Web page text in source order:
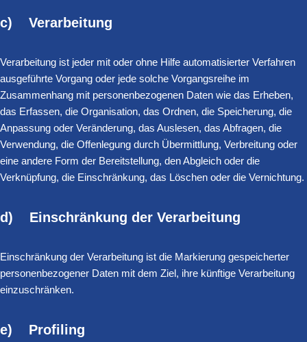
c) Verarbeitung
Verarbeitung ist jeder mit oder ohne Hilfe automatisierter Verfahren
ausgeführte Vorgang oder jede solche Vorgangsreihe im
Zusammenhang mit personenbezogenen Daten wie das Erheben,
das Erfassen, die Organisation, das Ordnen, die Speicherung, die
Anpassung oder Veränderung, das Auslesen, das Abfragen, die
Verwendung, die Offenlegung durch Übermittlung, Verbreitung oder
eine andere Form der Bereitstellung, den Abgleich oder die
Verknüpfung, die Einschränkung, das Löschen oder die Vernichtung.
d) Einschränkung der Verarbeitung
Einschränkung der Verarbeitung ist die Markierung gespeicherter
personenbezogener Daten mit dem Ziel, ihre künftige Verarbeitung
einzuschränken.
e) Profiling